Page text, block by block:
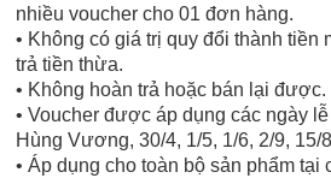
nhiều voucher cho 01 đơn hàng.
• Không có giá trị quy đổi thành tiền
trả tiền thừa.
• Không hoàn trả hoặc bán lại được.
• Voucher được áp dụng các ngày
Hùng Vương, 30/4, 1/5, 1/6, 2/9, 15/
• Áp dụng cho toàn bộ sản phẩm